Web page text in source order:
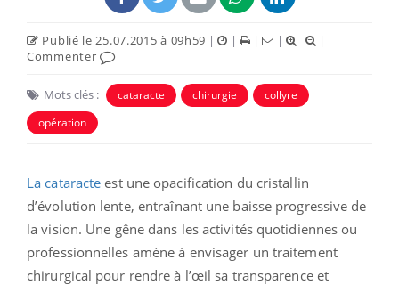
Publié le 25.07.2015 à 09h59 | | | |
|
Commenter
Mots clés : cataracte chirurgie
collyre
opération
La cataracte est une opacification du cristallin
d’évolution lente, entraînant une baisse progressive de
la vision. Une gêne dans les activités quotidiennes ou
professionnelles amène à envisager un traitement
chirurgical pour rendre à l’œil sa transparence et